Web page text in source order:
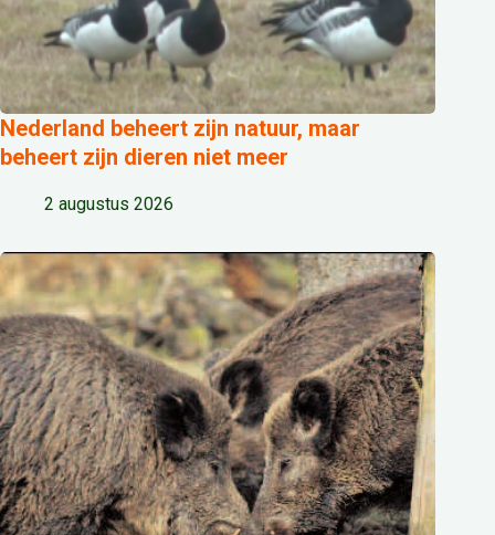
Nederland beheert zijn natuur, maar
beheert zijn dieren niet meer
2 augustus 2026